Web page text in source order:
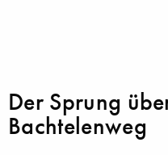
Der Sprung
Bachtelenweg